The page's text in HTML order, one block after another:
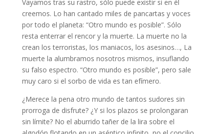
Vayamos tras su rastro, sólo puede existir si en él
creemos. Lo han cantado miles de pancartas y voces
por todo el planeta: “Otro mundo es posible”. Sólo
resta enterrar el rencor y la muerte. La muerte no la
crean los terroristas, los maniacos, los asesinos…, La
muerte la alumbramos nosotros mismos, insuflando
su falso espectro. “Otro mundo es posible”, pero sale
muy caro si el sorbo de vida es tan efímero.
¿Merece la pena otro mundo de tantos sudores sin
prorroga de disfrute? ¿Y si los plazos se prolongaran
sin límite? No el aburrido tañer de la lira sobre el